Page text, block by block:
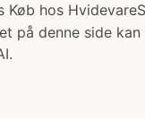
Køb hos
på denne side